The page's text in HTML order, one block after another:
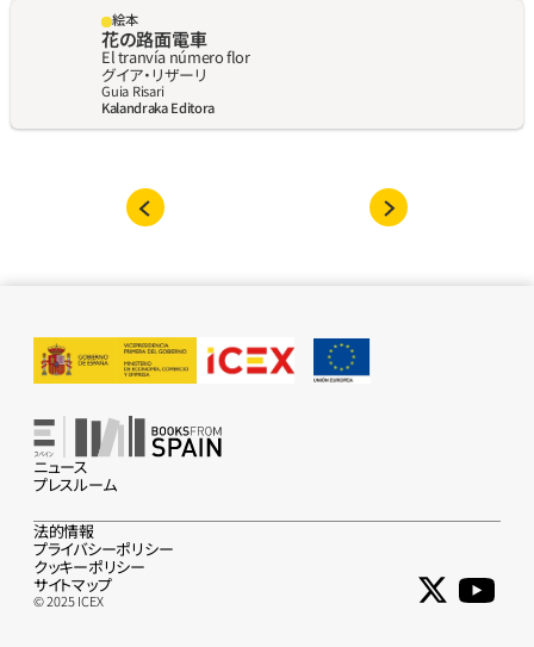
絵本
花の路面電車
El tranvía número flor
グイア・リザーリ
Guia Risari
Kalandraka Editora
ニュース
プレスルーム
© 2025 ICEX
法的情報
プライバシーポリシー
クッキーポリシー
サイトマップ